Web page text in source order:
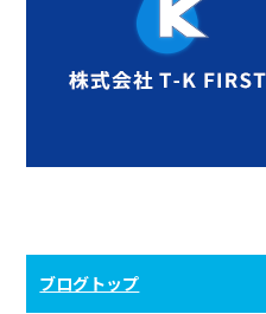
ブログトップ